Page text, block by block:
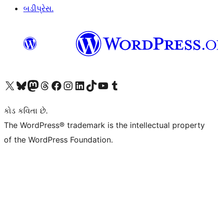
બડીપ્રેસ.
અમારા X (અગાઉ ટ્વિટર) એકાઉન્ટની મુલાકાત લોઅમારા Bluesky એકાઉન્ટની મુલાકાત લોઅમારા માસ્ટોડોન એકાઉન્ટની મુલાકાત લોઅમારા Threads એકાઉન્ટની મુલાકાત લો અમારા ફેસબુક પેજની મુલાકાત લોઅમારા ઇન્સ્ટાગ્રામ એકાઉન્ટની મુલાકાત લો અમારા LinkedIn એકાઉન્ટની મુલાકાત લોઅમારા TikTok એકાઉન્ટની મુલાકાત લોઅમારી YouTube ચેનલની મુલાકાત લો અમારા Tumblr એકાઉન્ટની મુલાકાત લો
કોડ કવિતા છે.
The WordPress® trademark is the intellectual property
of the WordPress Foundation.